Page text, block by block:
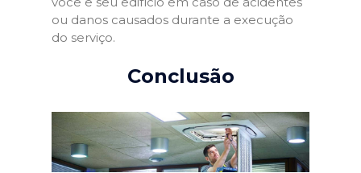
ou danos causados durante a execução
do serviço.
Conclusão